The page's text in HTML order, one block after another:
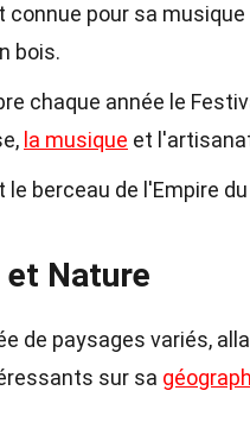
connue pour sa
bois.
chaque année le
la musique et
le berceau de l'Empire du
et Nature
de paysages variés,
sur sa